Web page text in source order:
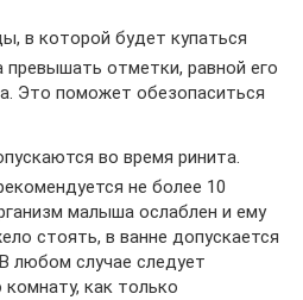
в которой будет купаться
превышать отметки, равной его
Это поможет обезопаситься
во время ринита.
не более 10
малыша ослаблен и ему
стоять, в ванне допускается
любом случае следует
как только